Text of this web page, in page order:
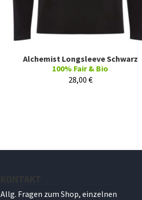
Alchemist Longsleeve Schwarz
100% Fair & Bio
28,00 €
Allg. Fragen zum Shop, einzelnen